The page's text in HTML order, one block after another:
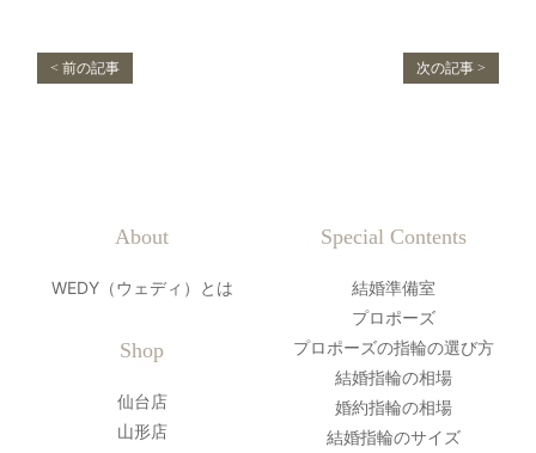
< 前の記事 次の記事 >
About
WEDY（ウェディ）とは
Shop
仙台店
山形店
Special Contents
結婚準備室
プロポーズ
プロポーズの指輪の選び方
結婚指輪の相場
婚約指輪の相場
結婚指輪のサイズ